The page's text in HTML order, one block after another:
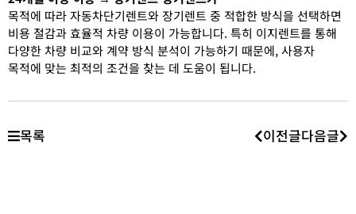
목적에 따라 자동차단기렌트와 장기렌트 중 적합한 방식을 선택하면
비용 절감과 효율적 차량 이용이 가능합니다. 특히 이지렌트를 통해
다양한 차량 비교와 계약 방식 분석이 가능하기 때문에, 사용자
목적에 맞는 최적의 조건을 찾는 데 도움이 됩니다.
목록 이전글다음글